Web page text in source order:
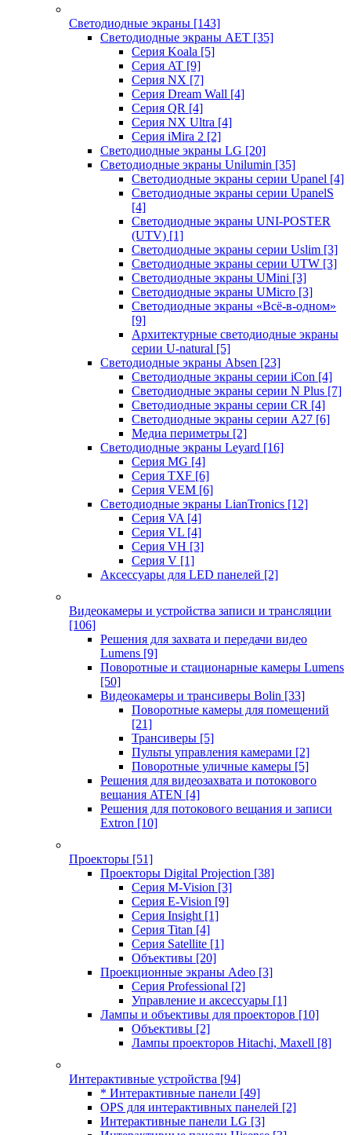
Светодиодные экраны [143]
Светодиодные экраны AET [35]
Cерия Koala [5]
Серия AT [9]
Серия NX [7]
Серия Dream Wall [4]
Серия QR [4]
Серия NX Ultra [4]
Серия iMira 2 [2]
Светодиодные экраны LG [20]
Светодиодные экраны Unilumin [35]
Светодиодные экраны серии Upanel [4]
Светодиодные экраны серии UpanelS
[4]
Светодиодные экраны UNI-POSTER
(UTV) [1]
Светодиодные экраны серии Uslim [3]
Светодиодные экраны серии UTW [3]
Светодиодные экраны UMini [3]
Светодиодные экраны UMicro [3]
Светодиодные экраны «Всё-в-одном»
[9]
Архитектурные светодиодные экраны
серии U-natural [5]
Светодиодные экраны Absen [23]
Светодиодные экраны серии iCon [4]
Светодиодные экраны серии N Plus [7]
Светодиодные экраны серии CR [4]
Светодиодные экраны серии А27 [6]
Медиа периметры [2]
Светодиодные экраны Leyard [16]
Серия MG [4]
Серия TXF [6]
Серия VEM [6]
Светодиодные экраны LianTronics [12]
Серия VA [4]
Серия VL [4]
Серия VH [3]
Серия V [1]
Аксессуары для LED панелей [2]
Видеокамеры и устройства записи и трансляции
[106]
Решения для захвата и передачи видео
Lumens [9]
Поворотные и стационарные камеры Lumens
[50]
Видеокамеры и трансиверы Bolin [33]
Поворотные камеры для помещений
[21]
Трансиверы [5]
Пульты управления камерами [2]
Поворотные уличные камеры [5]
Решения для видеозахвата и потокового
вещания ATEN [4]
Решения для потокового вещания и записи
Extron [10]
Проекторы [51]
Проекторы Digital Projection [38]
Серия M-Vision [3]
Серия E-Vision [9]
Серия Insight [1]
Серия Titan [4]
Серия Satellite [1]
Объективы [20]
Проекционные экраны Adeo [3]
Серия Professional [2]
Управление и аксессуары [1]
Лампы и объективы для проекторов [10]
Объективы [2]
Лампы проекторов Hitachi, Maxell [8]
Интерактивные устройства [94]
* Интерактивные панели [49]
OPS для интерактивных панелей [2]
Интерактивные панели LG [3]